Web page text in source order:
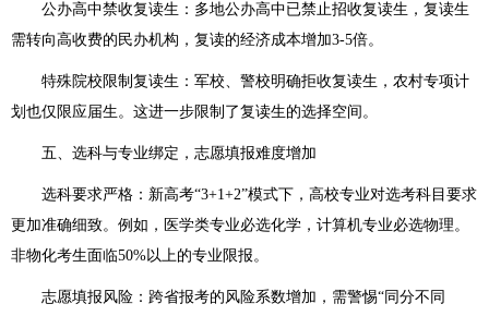
公办高中禁收复读生：多地公办高中已禁止招收复读生，复读生
需转向高收费的民办机构，复读的经济成本增加3-5倍。
特殊院校限制复读生：军校、警校明确拒收复读生，农村专项计
划也仅限应届生。这进一步限制了复读生的选择空间。
五、选科与专业绑定，志愿填报难度增加
选科要求严格：新高考“3+1+2”模式下，高校专业对选考科目要求
更加准确细致。例如，医学类专业必选化学，计算机专业必选物理。
非物化考生面临50%以上的专业限报。
志愿填报风险：跨省报考的风险系数增加，需警惕“同分不同